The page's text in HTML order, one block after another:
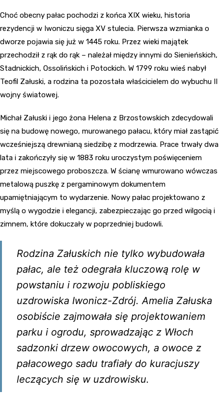
Choć obecny pałac pochodzi z końca XIX wieku, historia
rezydencji w Iwoniczu sięga XV stulecia. Pierwsza wzmianka o
dworze pojawia się już w 1445 roku. Przez wieki majątek
przechodził z rąk do rąk – należał między innymi do Sienieńskich,
Stadnickich, Ossolińskich i Potockich. W 1799 roku wieś nabył
Teofil Załuski, a rodzina ta pozostała właścicielem do wybuchu II
wojny światowej.
Michał Załuski i jego żona Helena z Brzostowskich zdecydowali
się na budowę nowego, murowanego pałacu, który miał zastąpić
wcześniejszą drewnianą siedzibę z modrzewia. Prace trwały dwa
lata i zakończyły się w 1883 roku uroczystym poświęceniem
przez miejscowego proboszcza. W ścianę wmurowano wówczas
metalową puszkę z pergaminowym dokumentem
upamiętniającym to wydarzenie. Nowy pałac projektowano z
myślą o wygodzie i elegancji, zabezpieczając go przed wilgocią i
zimnem, które dokuczały w poprzedniej budowli.
Rodzina Załuskich nie tylko wybudowała
pałac, ale też odegrała kluczową rolę w
powstaniu i rozwoju pobliskiego
uzdrowiska Iwonicz-Zdrój. Amelia Załuska
osobiście zajmowała się projektowaniem
parku i ogrodu, sprowadzając z Włoch
sadzonki drzew owocowych, a owoce z
pałacowego sadu trafiały do kuracjuszy
leczących się w uzdrowisku.